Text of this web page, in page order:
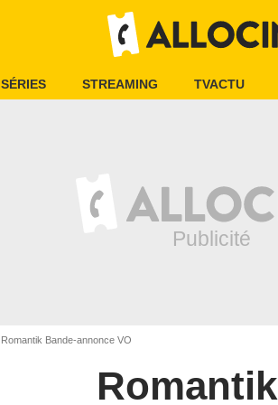
SÉRIES STREAMING TVACTU
Romantik Bande-annonce VO
Romantik